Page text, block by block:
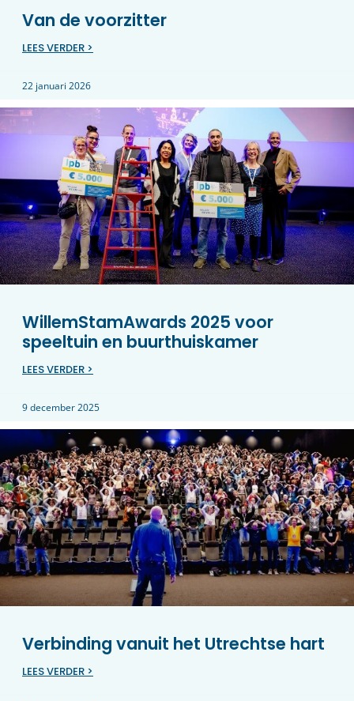
Van de voorzitter
LEES VERDER >
22 januari 2026
WillemStamAwards 2025 voor
speeltuin en buurthuiskamer
LEES VERDER >
9 december 2025
Verbinding vanuit het Utrechtse hart
LEES VERDER >